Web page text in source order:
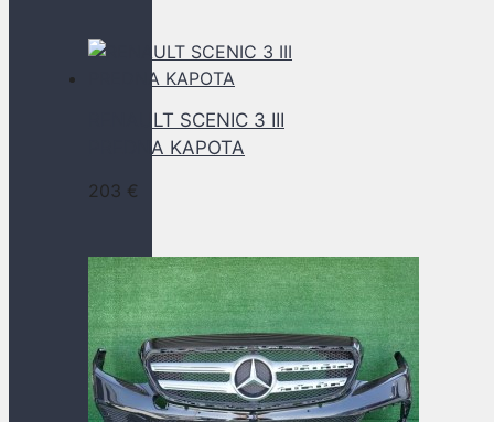
RENAULT SCENIC 3 III
PREDNA KAPOTA
203 €